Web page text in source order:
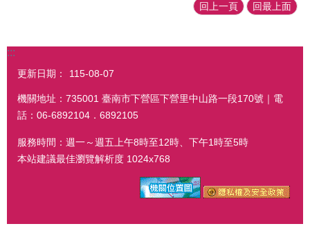
回上一頁 回最上面
:::
更新日期： 115-08-07
機關地址：735001 臺南市下營區下營里中山路一段170號｜電
話：06-6892104．6892105
服務時間：週一～週五上午8時至12時、下午1時至5時
本站建議最佳瀏覽解析度 1024x768